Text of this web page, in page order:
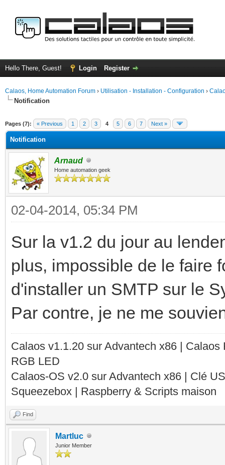
Hello There, Guest! Login Register
Calaos, Home Automation Forum › Utilisation - Installation - Configuration ›
Notification
Pages (7): « Previous 1 2 3 4 5 6 7 Next »
Notification
Arnaud
Home automation geek
02-04-2014, 05:34 PM
Sur la v1.2 du jour au
plus, impossible de le faire
d'installer un SMTP sur le
Par contre, je ne me
Calaos v1.1.20 sur Advantech x86 |
RGB LED
Calaos-OS v2.0 sur Advantech x86 | Clé
Squeezebox | Raspberry & Scripts maison
Find
Martluc
Junior Member